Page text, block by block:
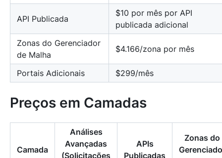
API Publicada
$10 por mês por API
publicada adicional
Zonas do Gerenciador
de Malha
$4.166/zona por mês
Portais Adicionais $299/mês
Preços em Camadas
Camada
Análises
Avançadas
(Solicitações
APIs
Publicadas
Zonas do